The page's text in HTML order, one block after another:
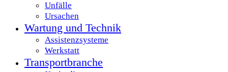
Unfälle
Ursachen
Wartung und Technik
Assistenzsysteme
Werkstatt
Transportbranche